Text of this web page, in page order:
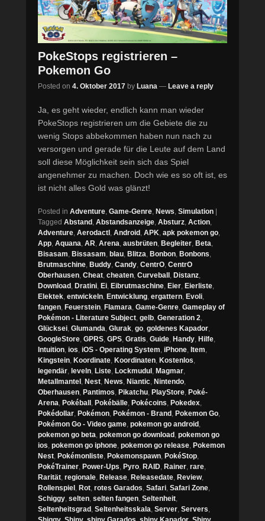
PokeStops registrieren –
Pokemon Go
Posted on 4. Oktober 2017 by Luana — Leave a reply
Ja, es geht wieder, endlich kann man wieder
PokeStops registrieren um die Gebiete die zu
wenig Stops abbekommen haben nun nach zu
versorgen und gerade für die Leute auf dem Land
soll diese Möglichkeit sein sich das Spiel
angenehmer zu machen. Doch wie es so oft ist, es
ist nicht alles Gold was glänzt!
Posted in Adventure Game-Genre News Simulation |
Tagged Abstand Abstandsanzeige Absturz Action
Adventure Aerodactl Android APK apk pokemon go
App Aquana AR Arena ausbrüten Begleiter Beta
Bisasam Bissasam blau Blitza Bonbon Bonbons
Brutmaschine Buddy Candy CentrO CentrO
Oberhausen Cheat cheaten Curveball Distanz
Download Dratini Ei Eibrutmaschine Eier Eierliste
Elektek entwickeln Entwicklung ergattern Evoli
fangen Feuerstein Flamara Game-Genre Gameplay of
Pokémon - Literature Subject gelb Generation 2
Glücksei Glumanda Glurak go goldenes Kapador
GoogleStore GPRS GPS Gratis Guide Handy Hilfe
Intuition ios iOS - Operating System iPhone Item
Kingstein Koordinate Koordinaten Kostenlos
legendär leveln Liste Lockmudul Magmar
Metallmantel Nest News Niantic Nintendo
Oberhausen Pantimos Pikatchu PlayStore Poké-
Arena Pokéball Pokébälle Pokécoins Pokedex
Pokédollar Pokémon Pokémon - Brand Pokemon Go
Pokémon Go - Video game pokemon go android
pokemon go beta pokemon go download pokemon go
ios pokemon go iphone pokemon go release Pokemon
Nest Pokémonliste Pokemonspawn PokéStop
PokéTrainer Power-Ups Pyro RAID Rainer rare
Rarität regionale Release Releasedate Review,
Rollenspiel Rot rotes Garados Safari Safari Zone
Schiggy selten selten fangen Seltenheit
Seltenheitsgrad Seltenheitsskala Server Servers